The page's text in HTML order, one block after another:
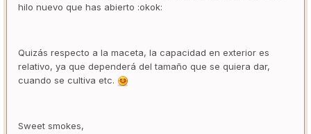
hilo nuevo que has abierto :okok:
Quizás respecto a la maceta, la capacidad en exterior es
relativo, ya que dependerá del tamaño que se quiera dar,
cuando se cultiva etc.
Sweet smokes,